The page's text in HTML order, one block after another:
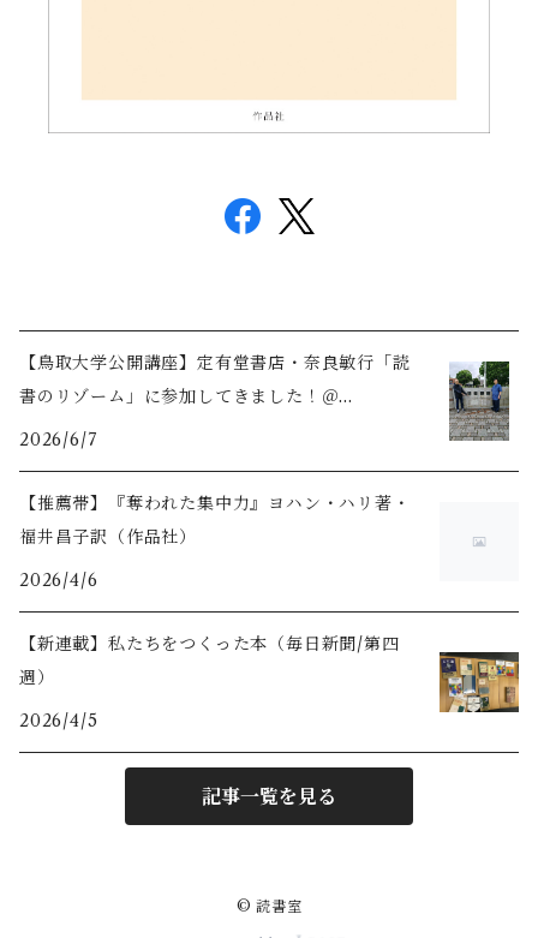
【鳥取大学公開講座】定有堂書店・奈良敏行「読
書のリゾーム」に参加してきました！＠
2026/06/03
2026/6/7
【推薦帯】『奪われた集中力』ヨハン・ハリ著・
福井昌子訳（作品社）
2026/4/6
【新連載】私たちをつくった本（毎日新聞/第四
週）
2026/4/5
記事一覧を見る
© 読書室